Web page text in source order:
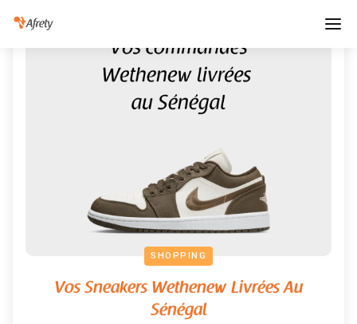
SHOPPING
Vos Sneakers Wethenew Livrées Au
Sénégal